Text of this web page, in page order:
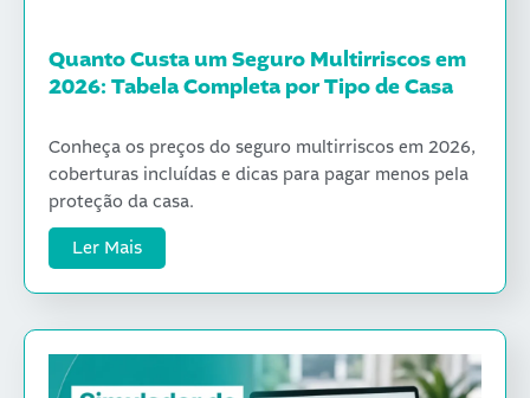
Quanto Custa um Seguro Multirriscos em
2026: Tabela Completa por Tipo de Casa
Conheça os preços do seguro multirriscos em 2026,
coberturas incluídas e dicas para pagar menos pela
proteção da casa.
Ler Mais